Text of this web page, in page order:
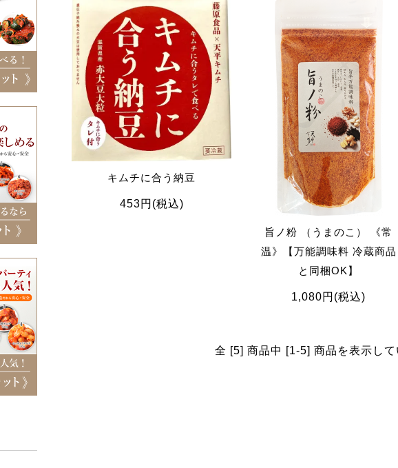
キムチに合う納豆
453円(税込)
旨ノ粉 （うまのこ） 《常
温》【万能調味料 冷蔵商品
と同梱OK】
1,080円(税込)
全 [5] 商品中 [1-5] 商品を表示し